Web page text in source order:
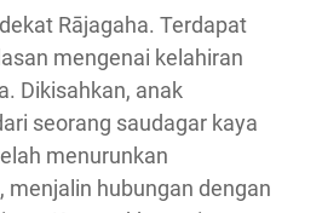
Rājagaha. Terdapat
mengenai kelahiran
Dikisahkan, anak
seorang saudagar kaya
menurunkan
menjalin hubungan dengan